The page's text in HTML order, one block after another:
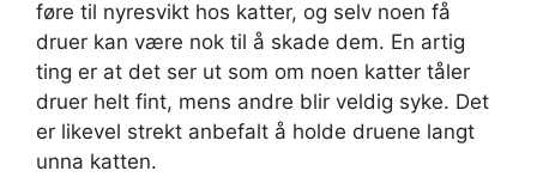
føre til nyresvikt hos katter, og selv noen få
druer kan være nok til å skade dem. En artig
ting er at det ser ut som om noen katter tåler
druer helt fint, mens andre blir veldig syke. Det
er likevel strekt anbefalt å holde druene langt
unna katten.